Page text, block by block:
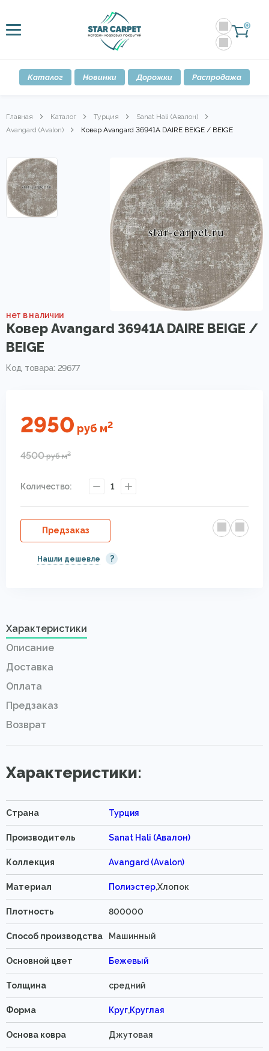
0
Каталог Новинки Дорожки Распродажа
Главная Каталог Турция
Sanat Hali (Авалон)
Avangard (Avalon)
Ковер Avangard 36941A DAIRE BEIGE / BEIGE
нет в наличии
Ковер Avangard 36941A DAIRE BEIGE /
BEIGE
Код товара: 29677
2950 руб м2
4500рубм2
Количество: 1
Предзаказ
Нашли дешевле ?
Характеристики
Описание
Доставка
Оплата
Предзаказ
Возврат
Характеристики:
Страна Турция
Производитель Sanat Hali (Авалон)
Коллекция Avangard (Avalon)
Материал Полиэстер,Хлопок
Плотность 800000
Способ производства Машинный
Основной цвет Бежевый
Толщина средний
Форма Круг,Круглая
Основа ковра Джутовая